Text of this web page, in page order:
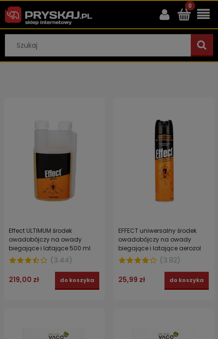
Effect ULTIMUM środek
owadobójczy na owady
biegające i latające 500 ml
(3.44)
219,00 zł do koszyka
EFFECT uniwersalny środek
owadobójczy na owady
biegające i latające aerozol
400 ml
(3.92)
25,99 zł do koszyka